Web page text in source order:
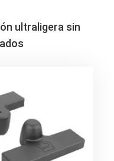
ultraligera sin